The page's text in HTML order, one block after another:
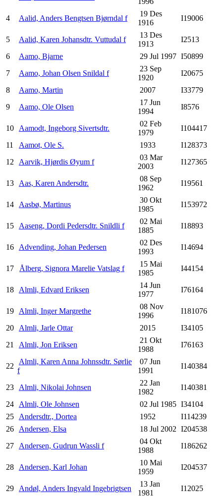
4 Aalid, Anders Bengtsen Bjørndal f
19 Des
1916
I19006
5 Aalid, Karen Johansdtr. Vuttudal f
13 Des
1913
I2513
6
Aamo, Bjarne 29 Jul 1997 I50899
7
Aamo, Johan Olsen Snildal f
23 Sep
1920
I20675
8
Aamo, Martin 2007
I33779
9
Aamo, Ole Olsen
17 Jun
1994
I8576
10 Aamodt, Ingeborg Sivertsdtr.
02 Feb
1979
I104417
11
Aamot, Ole S. 1933
I128373
12 Aarvik, Hjørdis Øyum f
03 Mar
2003
I127365
13 Aas, Karen Andersdtr.
08 Sep
1962
I19561
14 Aasbø, Martinus
30 Okt
1985
I153972
15 Aaseng, Dordi Pedersdtr. Snildli f
02 Mai
1885
I18893
16 Advending, Johan Pedersen
02 Des
1993
I14694
17 Ålberg, Signora Marelie Vatslag f
15 Mai
1985
I44154
18 Almli, Edvard Eriksen
14 Jun
1977
I76164
19 Almli, Inger Margrethe
08 Nov
1996
I181076
20 Almli, Jarle Ottar 2015
I34105
21
Almli, Jon Eriksen
21 Okt
1988
I76163
22
Almli, Karen Anna Johnssdtr. Sørlie
f
07 Jun
1991
I140384
23 Almli, Nikolai Johnsen
22 Jan
1982
I140381
24 Almli, Ole Johnsen 02 Jul 1985 I34104
25 Andersdtr., Dortea 1952
I114239
26 Andersen, Elsa 18 Jul 2002 I204538
27 Andersen, Gudrun Wassli f
04 Okt
1988
I186262
28 Andersen, Karl Johan
10 Mai
1959
I204537
29 Andøl, Anders Ingvald Ingebrigtsen
13 Jan
1981
I12025